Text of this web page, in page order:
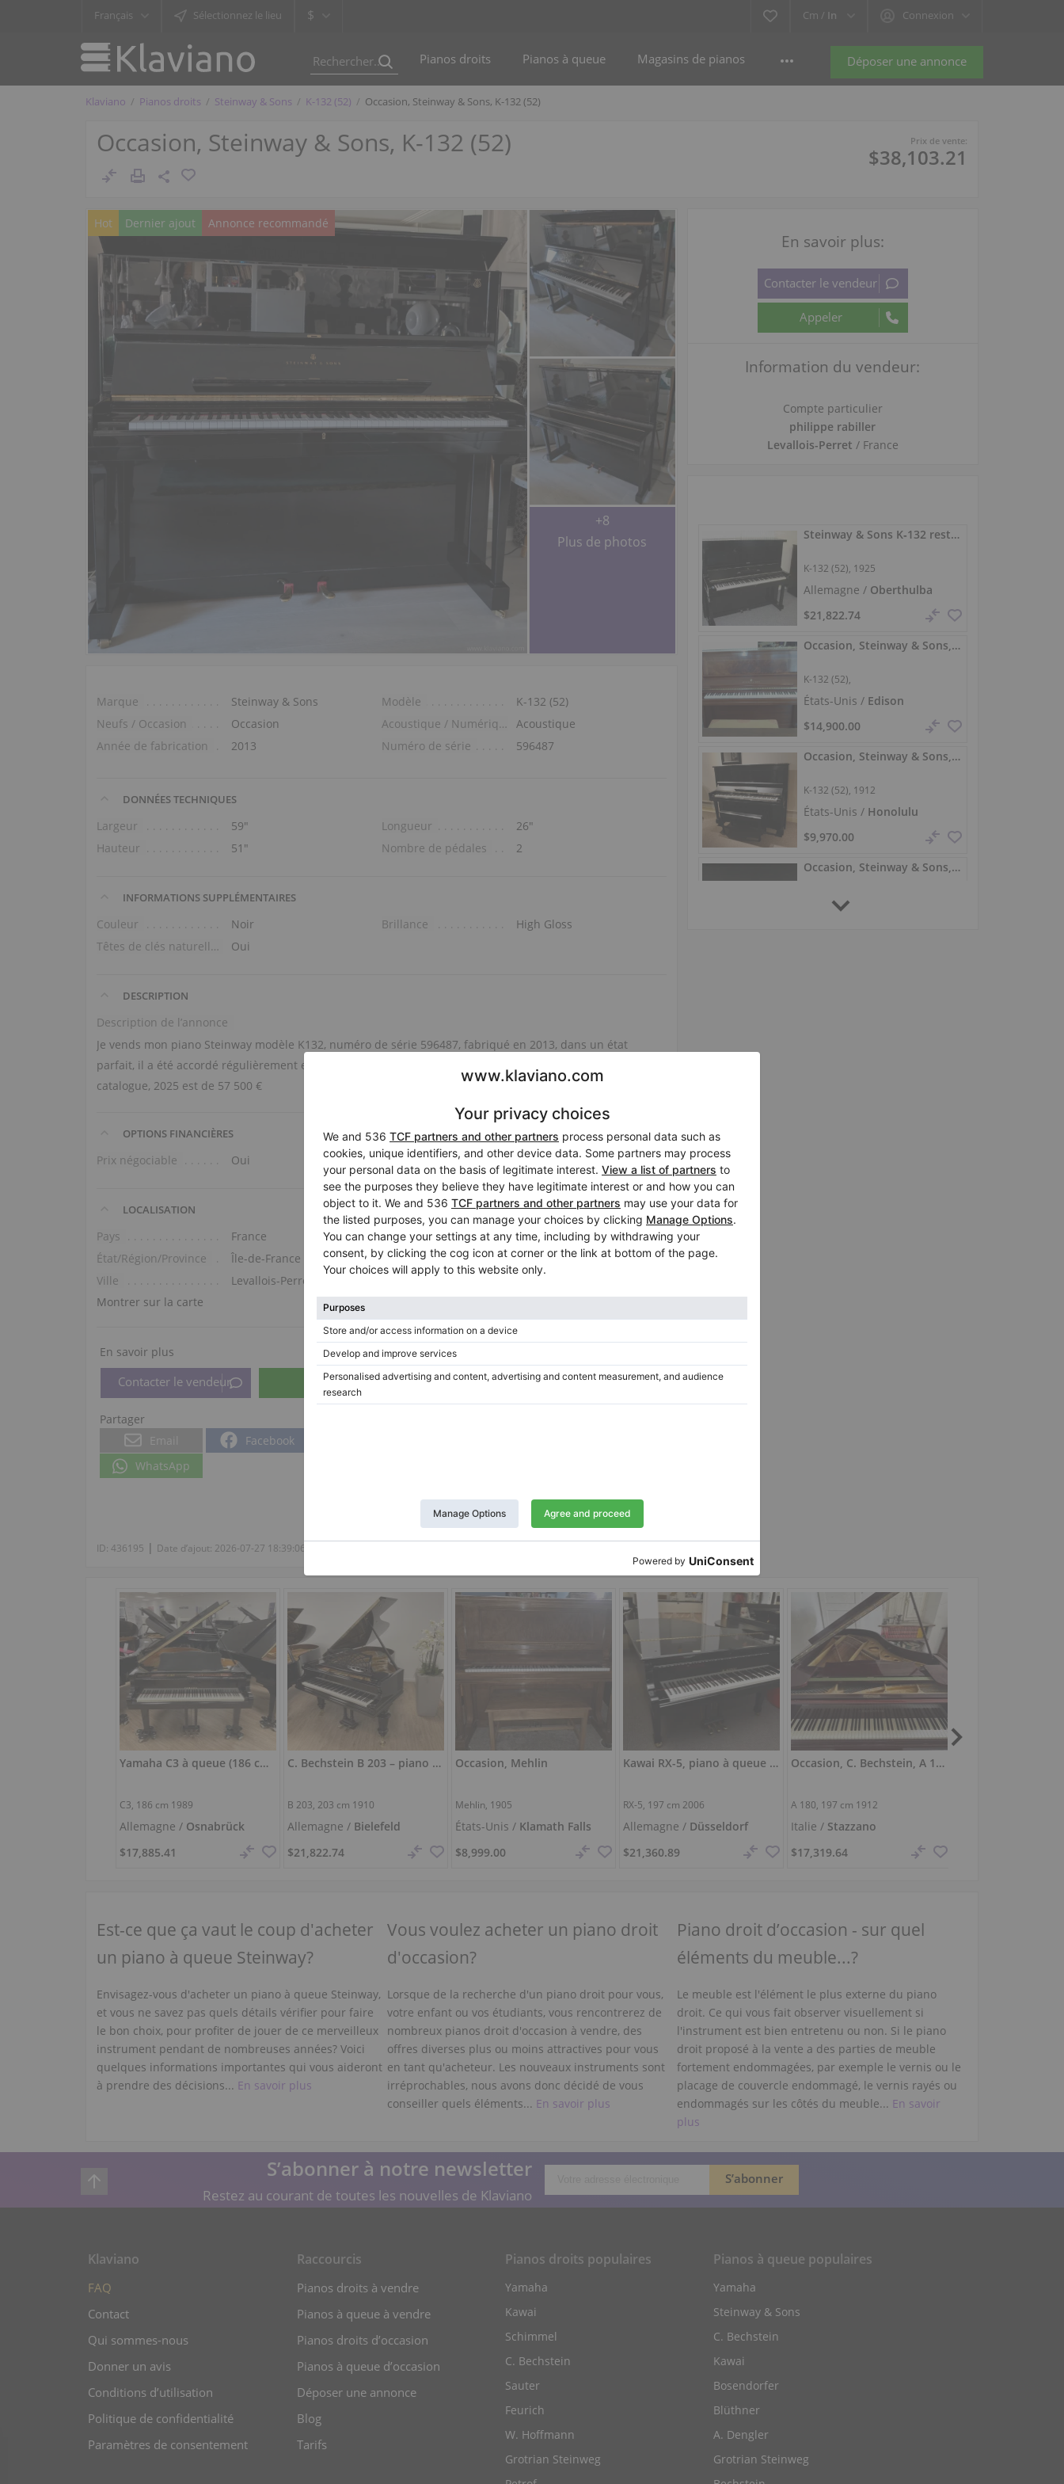
Français Sélectionnez le lieu $ Cm / In Connexion
Déposer une annonce
Pianos droits Pianos à queue Magasins de pianos
Klaviano Pianos droits Steinway & Sons K-132 (52) Occasion, Steinway & Sons, K-132 (52)
Occasion, Steinway & Sons, K-132 (52) Prix de vente:
$38,103.21
Hot Dernier ajout Annonce recommandé
+8
Plus de photos
Marque Steinway & Sons Modèle
K-132 (52)
Neufs / Occasion
Occasion Acoustique / Numérique
Acoustique
Année de fabrication
2013 Numéro de série 596487
DONNÉES TECHNIQUES
Largeur 59″ Longueur
26″
Hauteur
51″ Nombre de pédales 2
INFORMATIONS SUPPLÉMENTAIRES
Couleur Noir Brillance
High Gloss
Têtes de clés naturelles
Oui
DESCRIPTION
Description de l’annonce
Je vends mon piano Steinway modèle K132, numéro de série 596487, fabriqué en 2013, dans un état
parfait, il a été accordé régulièrement et toujours par le même technicien de chez Steinway & Son Le prix
catalogue, 2025 est de 57 500 €
OPTIONS FINANCIÈRES
Prix négociable Oui Accord inclus dans le prix Non
LOCALISATION
Pays
France
État/Région/Province
Île-de-France
Ville
Levallois-Perret
Montrer sur la carte
En savoir plus
Partager
Email
Facebook
WhatsApp
Report Listing
ID:436195 | Date d’ajout: 2026-07-27 18:39:06
En savoir plus:
Information du vendeur:
Compte particulier
philippe rabiller
Levallois-Perret / France
Steinway & Sons K‑132 restauré – piano de concert
K-132 (52), 1925
Allemagne / Oberthulba
$21,822.74
Occasion, Steinway & Sons, K-132 (52)
K-132 (52),
États-Unis / Edison
$14,900.00
Occasion, Steinway & Sons, K-132 (52)
K-132 (52), 1912
États-Unis / Honolulu
$9,970.00
Occasion, Steinway & Sons, K-132 (52)
K-132 (52), 1991
Yamaha C3 à queue (186 cm) – noir poli
C3, 186 cm 1989
Allemagne / Osnabrück
$17,885.41
C. Bechstein B 203 – piano à queue allemand laqué brillant 203 cm
B 203, 203 cm 1910
Allemagne / Bielefeld
$21,822.74
Occasion, Mehlin
Mehlin, 1905
États-Unis / Klamath Falls
$8,999.00
Kawai RX-5, piano à queue 197 cm
RX-5, 197 cm 2006
Allemagne / Düsseldorf
$21,360.89
Occasion, C. Bechstein, A 180
A 180, 197 cm 1912
Italie / Stazzano
$17,319.64
Est-ce que ça vaut le coup d'acheter
un piano à queue Steinway?
Envisagez-vous d'acheter un piano à queue Steinway,
et vous ne savez pas quels détails vérifier pour faire
le bon choix, pour profiter de jouer de ce merveilleux
instrument pendant de nombreuses années? Voici
quelques informations importantes qui vous aideront
à prendre des décisions... En savoir plus
Vous voulez acheter un piano droit
d'occasion?
Lorsque de la recherche d'un piano droit pour vous,
votre enfant ou vos étudiants, vous rencontrerez de
nombreux pianos droit d'occasion à vendre, des
offres diverses plus ou moins attractives pour vous
en tant qu'acheteur. Les nouveaux instruments sont
irréprochables, nous avons donc décidé de vous
conseiller quels éléments... En savoir plus
Piano droit d’occasion - sur quel
éléments du meuble...?
Le meuble est l'élément le plus externe du piano
droit. Ce qui vous fait observer visuellement si
l'instrument est bien entretenu ou non. Si le piano
droit proposé à la vente a des parties de meuble
fortement endommagées, par exemple le vernis ou le
placage de couvercle endommagé, le vernis rayés ou
endommagés sur les côtés du meuble... En savoir
plus
S’abonner à notre newsletter
Restez au courant de toutes les nouvelles de Klaviano
Klaviano
FAQ
Contact
Qui sommes-nous
Donner un avis
Conditions d’utilisation
Politique de confidentialité
Paramètres de consentement
Raccourcis
Pianos droits à vendre
Pianos à queue à vendre
Pianos droits d’occasion
Pianos à queue d’occasion
Déposer une annonce
Blog
Tarifs
Pianos droits populaires
Yamaha
Kawai
Schimmel
C. Bechstein
Sauter
Feurich
W. Hoffmann
Grotrian Steinweg
Pianos à queue populaires
Yamaha
Steinway & Sons
C. Bechstein
Kawai
Bosendorfer
Blüthner
A. Dengler
Grotrian Steinweg